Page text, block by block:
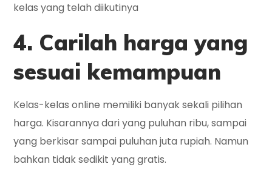
kelas yang telah diikutinya
4. Carilah harga yang
sesuai kemampuan
Kelas-kelas online memiliki banyak sekali pilihan
harga. Kisarannya dari yang puluhan ribu, sampai
yang berkisar sampai puluhan juta rupiah. Namun
bahkan tidak sedikit yang gratis.